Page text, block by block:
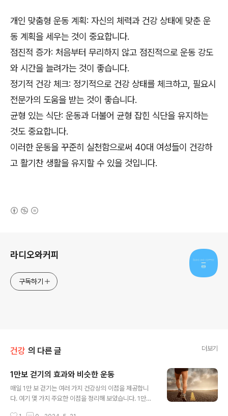
개인 맞춤형 운동 계획: 자신의 체력과 건강 상태에 맞춘 운
동 계획을 세우는 것이 중요합니다.
점진적 증가: 처음부터 무리하지 않고 점진적으로 운동 강도
와 시간을 늘려가는 것이 좋습니다.
정기적 건강 체크: 정기적으로 건강 상태를 체크하고, 필요시
전문가의 도움을 받는 것이 좋습니다.
균형 있는 식단: 운동과 더불어 균형 잡힌 식단을 유지하는
것도 중요합니다.
이러한 운동을 꾸준히 실천함으로써 40대 여성들이 건강하
고 활기찬 생활을 유지할 수 있을 것입니다.
라디오와커피
구독하기
건강 의 다른 글 더보기
1만보 걷기의 효과와 비슷한 운동
매일 1만 보 걷기는 여러 가지 건강상의 이점을 제공합니
다. 여기 몇 가지 주요한 이점을 정리해 보았습니다. 1만보